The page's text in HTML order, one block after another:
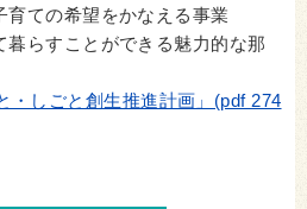
育ての希望をかなえる事業
暮らすことができる魅力的な那
・しごと創生推進計画」(pdf 274